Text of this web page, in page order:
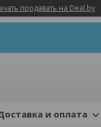
продавать на Deal.by
и оплата